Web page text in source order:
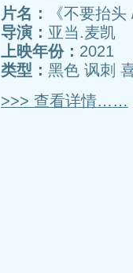
片名：
《不要抬
导演： 亚当.麦凯
上映年份： 2021
类型： 黑色 讽刺
>>> 查看详情……